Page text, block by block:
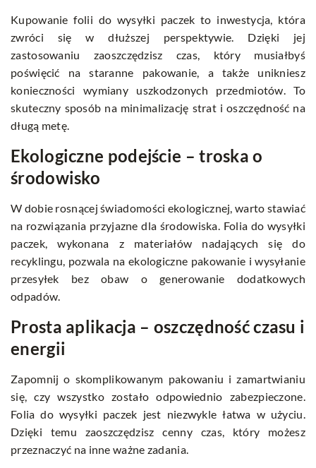
Kupowanie folii do wysyłki paczek to inwestycja, która
zwróci się w dłuższej perspektywie. Dzięki jej
zastosowaniu zaoszczędzisz czas, który musiałbyś
poświęcić na staranne pakowanie, a także unikniesz
konieczności wymiany uszkodzonych przedmiotów. To
skuteczny sposób na minimalizację strat i oszczędność na
długą metę.
Ekologiczne podejście – troska o
środowisko
W dobie rosnącej świadomości ekologicznej, warto stawiać
na rozwiązania przyjazne dla środowiska. Folia do wysyłki
paczek, wykonana z materiałów nadających się do
recyklingu, pozwala na ekologiczne pakowanie i wysyłanie
przesyłek bez obaw o generowanie dodatkowych
odpadów.
Prosta aplikacja – oszczędność czasu i
energii
Zapomnij o skomplikowanym pakowaniu i zamartwianiu
się, czy wszystko zostało odpowiednio zabezpieczone.
Folia do wysyłki paczek jest niezwykle łatwa w użyciu.
Dzięki temu zaoszczędzisz cenny czas, który możesz
przeznaczyć na inne ważne zadania.